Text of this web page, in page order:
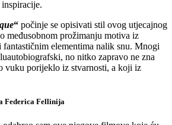
“ počinje se opisivati stil ovog utjecajnog
međusobnom prožimanju motiva iz
fantastičnim elementima nalik snu. Mnogi
no nitko zapravo ne zna
vuku porijeklo iz stvarnosti, a koji iz
Federica Fellinija